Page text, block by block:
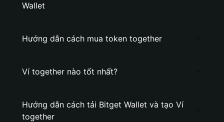
Wallet
Hướng dẫn cách mua token together
Ví together nào tốt nhất?
Hướng dẫn cách tải Bitget Wallet và tạo Ví
together